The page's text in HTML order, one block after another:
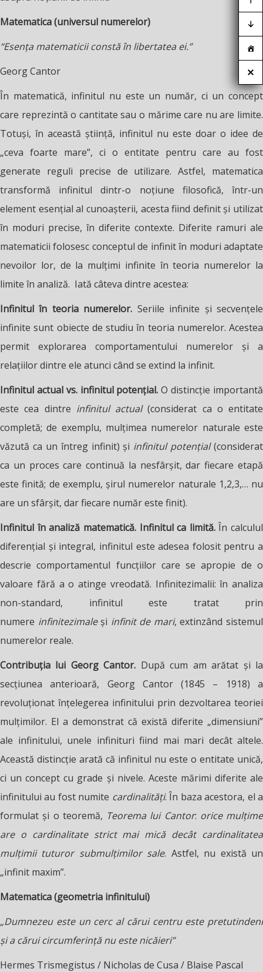
Matematica (universul numerelor)
“Esența matematicii constă în libertatea ei.”
Georg Cantor
În matematică, infinitul nu este un număr, ci un concept
care reprezintă o cantitate sau o mărime care nu are limite.
Totuși, în această știință, infinitul nu este doar o idee de
„ceva foarte mare”, ci o entitate pentru care au fost
generate reguli precise de utilizare. Astfel, matematica
transformă infinitul dintr-o noțiune filosofică, într-un
element esențial al cunoașterii, acesta fiind definit și utilizat
în moduri precise, în diferite contexte. Diferite ramuri ale
matematicii folosesc conceptul de infinit în moduri adaptate
nevoilor lor, de la mulțimi infinite în teoria numerelor la
limite în analiză. Iată câteva dintre acestea:
Infinitul în teoria numerelor. Seriile infinite și secvențele
infinite sunt obiecte de studiu în teoria numerelor. Acestea
permit explorarea comportamentului numerelor și a
relațiilor dintre ele atunci când se extind la infinit.
Infinitul actual vs. infinitul potențial.O distincție importantă
este cea dintre infinitul actual(considerat ca o entitate
completă; de exemplu, mulțimea numerelor naturale este
văzută ca un întreg infinit) și infinitul potențial(considerat
ca un proces care continuă la nesfârșit, dar fiecare etapă
este finită; de exemplu, șirul numerelor naturale 1,2,3,… nu
are un sfârșit, dar fiecare număr este finit).
Infinitul în analiză matematică. Infinitul ca limită.În calculul
diferențial și integral, infinitul este adesea folosit pentru a
descrie comportamentul funcțiilor care se apropie de o
valoare fără a o atinge vreodată. Infinitezimalii: în analiza
non-standard, infinitul este tratat prin
numere infinitezimaleși infinit de mari, extinzând sistemul
numerelor reale.
Contribuția lui Georg Cantor. După cum am arătat și la
secțiunea anterioară, Georg Cantor (1845 – 1918) a
revoluționat înțelegerea infinitului prin dezvoltarea teoriei
mulțimilor. El a demonstrat că există diferite „dimensiuni”
ale infinitului, unele infinituri fiind mai mari decât altele.
Această distincție arată că infinitul nu este o entitate unică,
ci un concept cu grade și nivele. Aceste mărimi diferite ale
infinitului au fost numite cardinalități. În baza acestora, el a
formulat și o teoremă, Teorema lui Cantor: orice mulțime
are o cardinalitate strict mai mică decât cardinalitatea
mulțimii tuturor submulțimilor sale. Astfel, nu există un
„infinit maxim”.
Matematica (geometria infinitului)
„Dumnezeu este un cerc al cărui centru este pretutindeni
și a cărui circumferință nu este nicăieri”
Hermes Trismegistus / Nicholas de Cusa / Blaise Pascal